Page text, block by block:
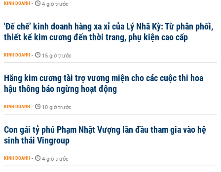
KINH DOANH - 4 giờ trước
'Đế chế’ kinh doanh hàng xa xỉ của Lý Nhã Kỳ: Từ phân phối,
thiết kế kim cương đến thời trang, phụ kiện cao cấp
KINH DOANH - 15 giờ trước
Hãng kim cương tài trợ vương miện cho các cuộc thi hoa
hậu thông báo ngừng hoạt động
KINH DOANH - 10 giờ trước
Con gái tỷ phú Phạm Nhật Vượng lần đầu tham gia vào hệ
sinh thái Vingroup
KINH DOANH - 4 giờ trước